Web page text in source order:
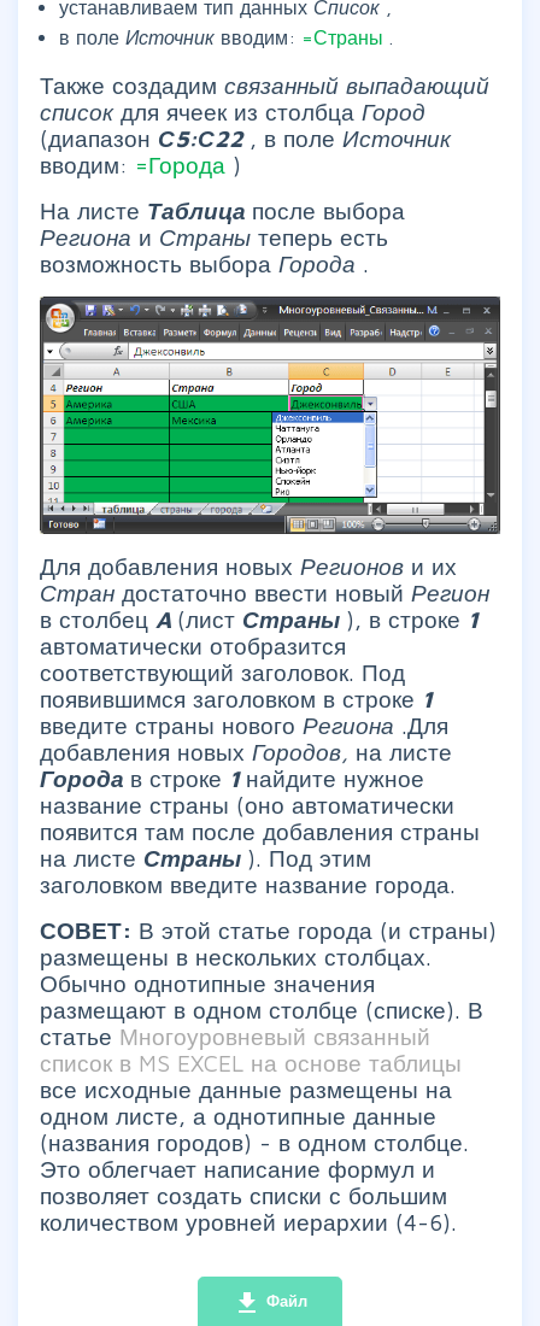
устанавливаем тип данных Список
в поле Источник вводим: =Страны
Также создадим связанный выпадающий
список для ячеек из столбца Город
(диапазон С5:С22 , в поле Источник
вводим: =Города )
На листе Таблица после выбора
Региона и Страны теперь есть
возможность выбора Города .
Для добавления новых Регионов и их
Стран достаточно ввести новый Регион
в столбец A (лист Страны ), в строке 1
автоматически отобразится
соответствующий заголовок. Под
появившимся заголовком в строке 1
введите страны нового Региона .Для
добавления новых Городов, на листе
Города в строке 1 найдите нужное
название страны (оно автоматически
появится там после добавления страны
на листе Страны ). Под этим
заголовком введите название города.
СОВЕТ: В этой статье города (и страны)
размещены в нескольких столбцах.
Обычно однотипные значения
размещают в одном столбце (списке). В
статье Многоуровневый связанный
список в MS EXCEL на основе таблицы
все исходные данные размещены на
одном листе, а однотипные данные
(названия городов) - в одном столбце.
Это облегчает написание формул и
позволяет создать списки с большим
количеством уровней иерархии (4-6).
file_download Файл